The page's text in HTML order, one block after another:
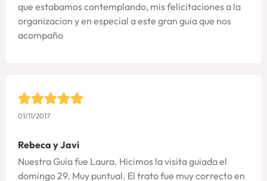
que estabamos contemplando, mis felicitaciones a la
organizacion y en especial a este gran guia que nos
acompaño
01/11/2017
Rebeca y Javi
Nuestra Guía fue Laura. Hicimos la visita guiada el
domingo 29. Muy puntual. El trato fue muy correcto en